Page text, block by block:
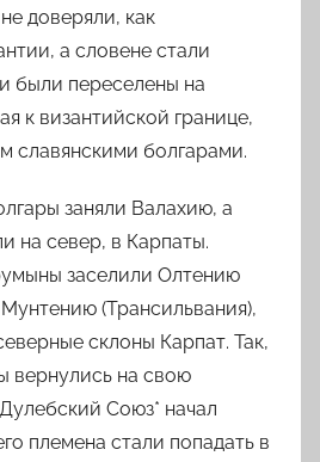
доверяли, как
а словене стали
были переселены на
к византийской границе,
славянскими болгарами.
заняли Валахию, а
на север, в Карпаты.
заселили Олтению
(Трансильвания),
склоны Карпат. Так,
вернулись на свою
Дулебский Союз* начал
племена стали попадать в